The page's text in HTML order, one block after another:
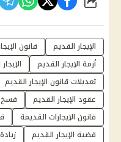
شارك
الإيجار القديم قانون
أزمة الإيجار القديم
الإيجار
تعديلات قانون الإيجار القديم
عقود الإيجار القديم
فسخ
قانون الإيجارات القديمة
قضية الإيجار القديم